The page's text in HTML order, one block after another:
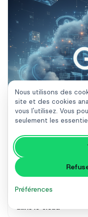
Nous utilisons des
site et des cookies
vous l'utilisez. Vous
seulement les
Préférences
Google Gemini
dans le cloud